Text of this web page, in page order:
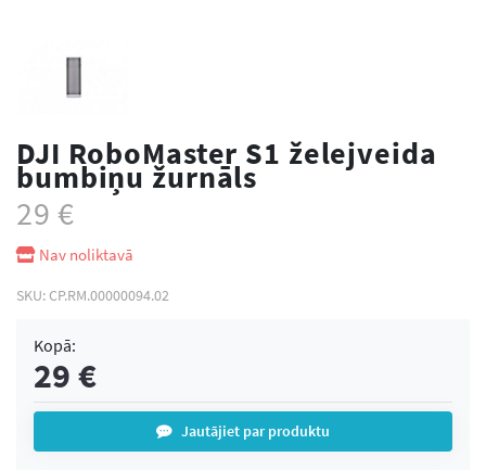
DJI RoboMaster S1 želejveida
bumbiņu žurnāls
29 €
Nav noliktavā
SKU: CP.RM.00000094.02
Kopā:
29 €
Jautājiet par produktu